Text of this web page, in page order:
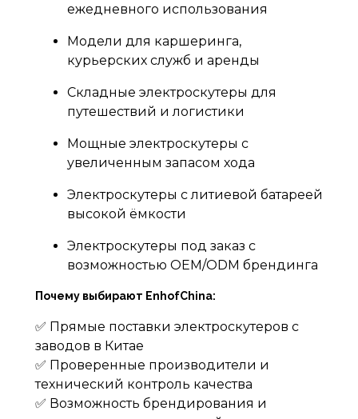
ежедневного использования
Модели для каршеринга,
курьерских служб и аренды
Складные электроскутеры для
путешествий и логистики
Мощные электроскутеры с
увеличенным запасом хода
Электроскутеры с литиевой батареей
высокой ёмкости
Электроскутеры под заказ с
возможностью OEM/ODM брендинга
Почему выбирают EnhofChina:
✅ Прямые поставки электроскутеров с
заводов в Китае
✅ Проверенные производители и
технический контроль качества
✅ Возможность брендирования и